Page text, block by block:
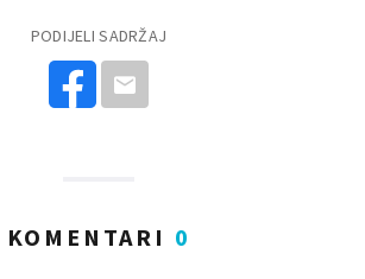
PODIJELI SADRŽAJ
KOMENTARI 0